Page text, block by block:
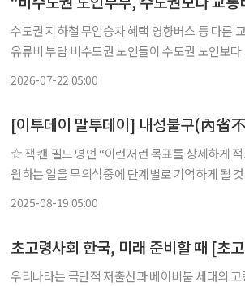
수도권 지하철 무임승차 혜택 영향버스 등 다른
유류비 부담 비수도권 노인들이 수도권 노인보다 교통비를 더 쓰는 것으로 나타났다. 교통비
2026-07-22 05:00
[이투데이 말투데이] 내성불구(內省
☆ 잭 캔 필드 명언 “이런저런 목표를 상세하게 적고 날마다 그 목록을 읽어라. 그러면 자신이
원하는 일을 무의식중에 단계별로 기억하게 될 것이다.” 뉴욕타임스 190주 연속
2025-08-19 05:00
초고령사회 한국, 미래 준비할 때 [초
우리나라는 극단적 저출산과 베이비붐 세대의